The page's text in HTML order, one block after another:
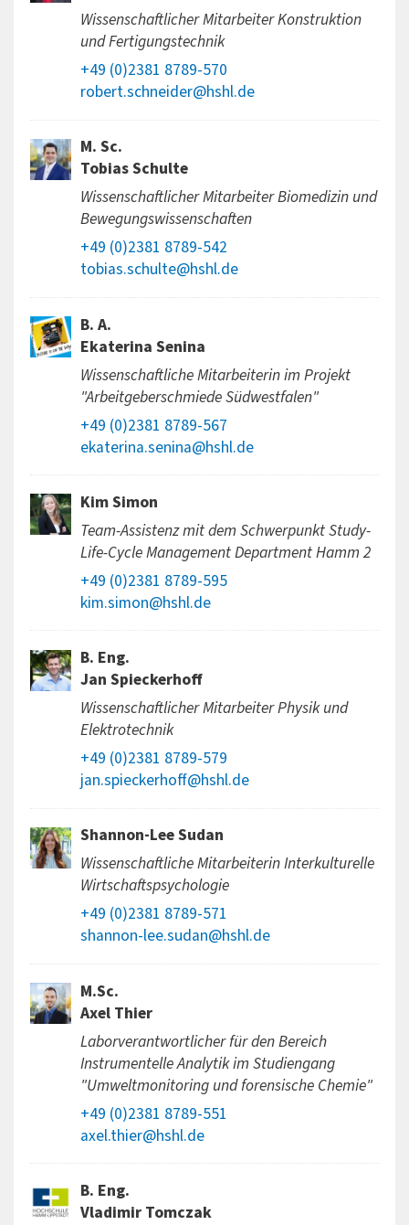
Wissenschaftlicher Mitarbeiter Konstruktion
und Fertigungstechnik
+49 (0)2381 8789-570
robert.schneider@hshl.de
M. Sc.
Tobias Schulte
Wissenschaftlicher Mitarbeiter Biomedizin und
Bewegungswissenschaften
+49 (0)2381 8789-542
tobias.schulte@hshl.de
B. A.
Ekaterina Senina
Wissenschaftliche Mitarbeiterin im Projekt
"Arbeitgeberschmiede Südwestfalen"
+49 (0)2381 8789-567
ekaterina.senina@hshl.de
Kim Simon
Team-Assistenz mit dem Schwerpunkt Study-
Life-Cycle Management Department Hamm 2
+49 (0)2381 8789-595
kim.simon@hshl.de
B. Eng.
Jan Spieckerhoff
Wissenschaftlicher Mitarbeiter Physik und
Elektrotechnik
+49 (0)2381 8789-579
jan.spieckerhoff@hshl.de
Shannon-Lee Sudan
Wissenschaftliche Mitarbeiterin Interkulturelle
Wirtschaftspsychologie
+49 (0)2381 8789-571
shannon-lee.sudan@hshl.de
M.Sc.
Axel Thier
Laborverantwortlicher für den Bereich
Instrumentelle Analytik im Studiengang
"Umweltmonitoring und forensische Chemie"
+49 (0)2381 8789-551
axel.thier@hshl.de
B. Eng.
Vladimir Tomczak